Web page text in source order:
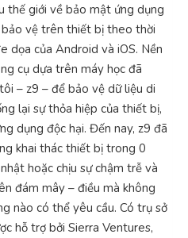
thế giới về bảo mật ứng dụng
vệ trên thiết bị theo thời
dọa của Android và iOS. Nền
cụ dựa trên máy học đã
– z9 – để bảo vệ dữ liệu di
lại sự thỏa hiệp của thiết bị,
dụng độc hại. Đến nay, z9 đã
khai thác thiết bị trong 0
hoặc chịu sự chậm trễ và
đám mây – điều mà không
nào có thể yêu cầu. Có trụ sở
hỗ trợ bởi Sierra Ventures,